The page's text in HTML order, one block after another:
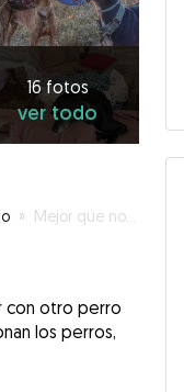
16 fotos
ver todo
» Mejor que nosotros ?
con otro perro
los perros,